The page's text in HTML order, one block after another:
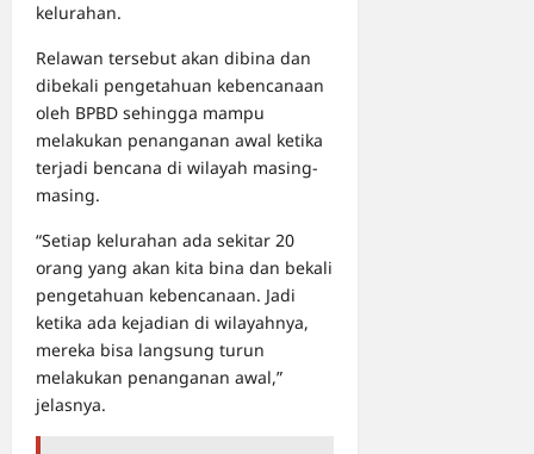
kelurahan.
Relawan tersebut akan dibina dan
dibekali pengetahuan kebencanaan
oleh BPBD sehingga mampu
melakukan penanganan awal ketika
terjadi bencana di wilayah masing-
masing.
“Setiap kelurahan ada sekitar 20
orang yang akan kita bina dan bekali
pengetahuan kebencanaan. Jadi
ketika ada kejadian di wilayahnya,
mereka bisa langsung turun
melakukan penanganan awal,”
jelasnya.